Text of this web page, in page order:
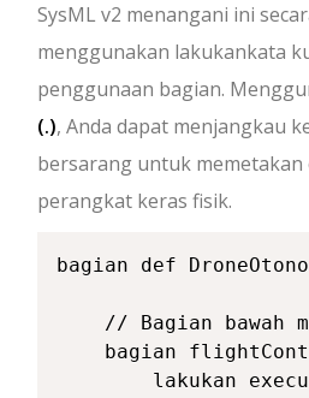
SysML v2 menangani ini
menggunakan lakukankata
penggunaan bagian.
(.), Anda dapat menjangkau
bersarang untuk
perangkat keras fisik.
bagian def
// Bagian bawah
bagian
lakukan